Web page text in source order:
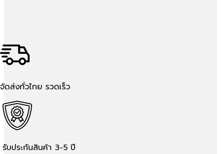
จัดส่งทั่วไทย รวดเร็ว
รับประกันสินค้า 3-5 ปี